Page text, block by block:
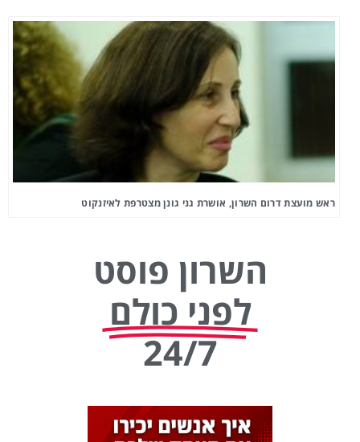
ראש מועצת דרום השרון, אושרת גני גונן מצטרפת לאיזנקוט
השרון פוסט
לפני כולם
24/7